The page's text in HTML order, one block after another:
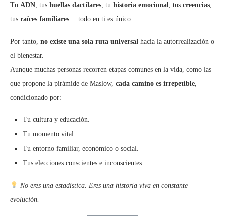
Tu ADN , tus huellas dactilares , tu historia emocional , tus creencias
tus raíces familiares … todo en ti es único.
Por tanto, no existe una sola ruta universal hacia la autorrealización o
el bienestar.
Aunque muchas personas recorren etapas comunes en la vida, como las
que propone la pirámide de Maslow, cada camino es irrepetible
condicionado por:
Tu cultura y educación.
Tu momento vital.
Tu entorno familiar, económico o social.
Tus elecciones conscientes e inconscientes.
No eres una estadística. Eres una historia viva en constante
evolución.